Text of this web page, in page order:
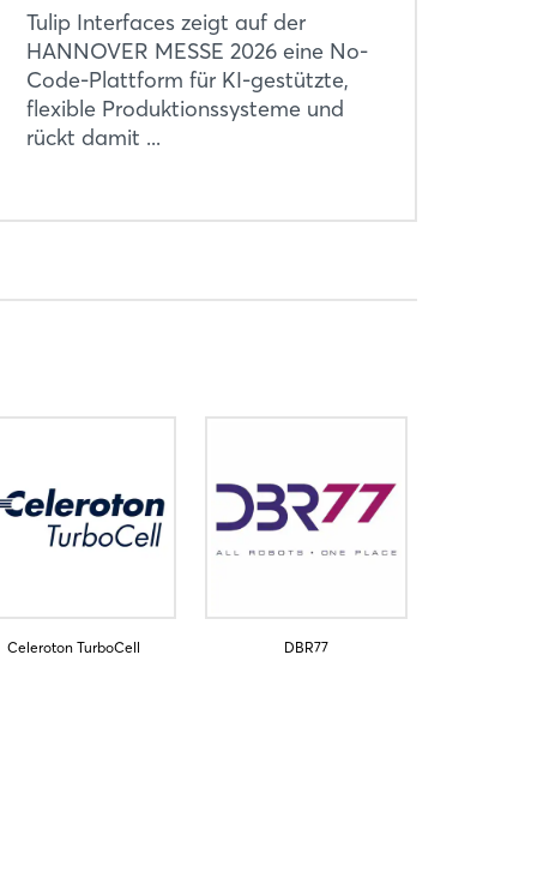
Tulip Interfaces zeigt auf der
HANNOVER MESSE 2026 eine No-
Code-Plattform für KI-gestützte,
flexible Produktionssysteme und
rückt damit ...
Celeroton TurboCell DBR77